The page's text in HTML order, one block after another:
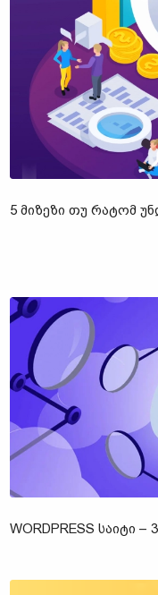
5 ᲛᲘᲖᲔᲖᲘ ᲗᲣ ᲠᲐᲢᲝᲛ
WORDPRESS ᲡᲐᲘᲢᲘ